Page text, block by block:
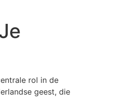
rol in de
geest, die